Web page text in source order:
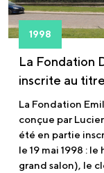
1998
La Fondation
inscrite au
La Fondation
conçue par
été en partie
le 19 mai 1998 :
grand salon), le